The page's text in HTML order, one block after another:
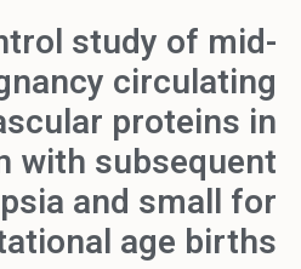
study of mid-
circulating
proteins in
with subsequent
and small for
age births